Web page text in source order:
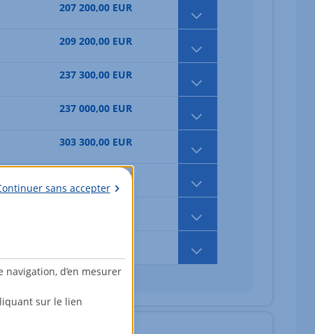
207 200,00 EUR
209 200,00 EUR
237 300,00 EUR
237 000,00 EUR
303 300,00 EUR
331 900,00 EUR
sans accepter
d’en mesurer
sur le lien